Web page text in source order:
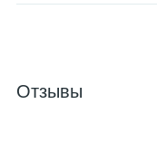
Отзывы